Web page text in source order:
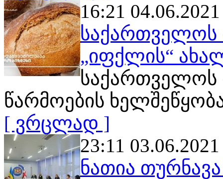
16:21 04.06.2021
საქართველოს
„იფქლის“
საქართველოს
წარმოების
[ ვრცლად ]
23:11 03.06.2021
ნათია